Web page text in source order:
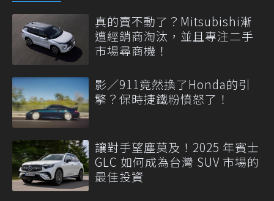
真的賣不動了？Mitsubishi漸
遭經銷商淘汰，並且專注二手
市場尋商機！
影／911竟然換了Honda的引
擎？保時捷鐵粉憤怒了！
讓對手望塵莫及！2025 年賓士
GLC 如何成為台灣 SUV 市場的
最佳投資